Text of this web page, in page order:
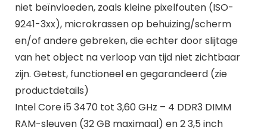
niet beïnvloeden, zoals kleine pixelfouten (ISO-
9241-3xx), microkrassen op behuizing/scherm
en/of andere gebreken, die echter door slijtage
van het object na verloop van tijd niet zichtbaar
zijn. Getest, functioneel en gegarandeerd (zie
productdetails)
Intel Core i5 3470 tot 3,60 GHz – 4 DDR3 DIMM
RAM-sleuven (32 GB maximaal) en 2 3,5 inch